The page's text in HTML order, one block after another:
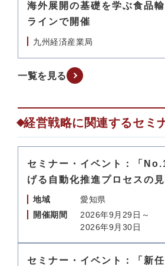
海外展開の基礎を学ぶ食品
ラインで開催
九州経済産業局
一覧を見る
経営戦略に関連するセミ
セミナー・イベント：「
げる自動化推進プロセスの見
地域
愛知県
開催期間
2026年9月29日～
2026年9月30日
セミナー・イベント：「新